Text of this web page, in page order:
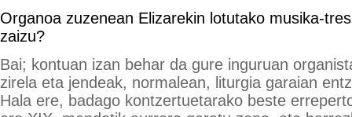
Organoa zuzenean Elizarekin lotutako musika-
zaizu?
Bai; kontuan izan behar da gure inguruan
zirela eta jendeak, normalean, liturgia garaian
Hala ere, badago kontzertuetarako beste